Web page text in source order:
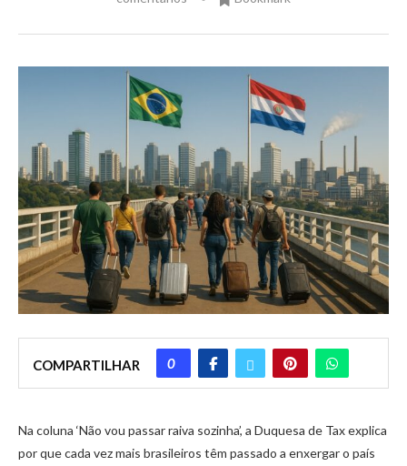
COMPARTILHAR 0
Na coluna ‘Não vou passar raiva sozinha’, a Duquesa de Tax explica
por que cada vez mais brasileiros têm passado a enxergar o país